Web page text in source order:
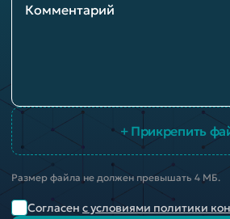
Комментарий
+ Прикрепить
Размер файла не должен превышать 4 МБ.
Согласен с условиями политики